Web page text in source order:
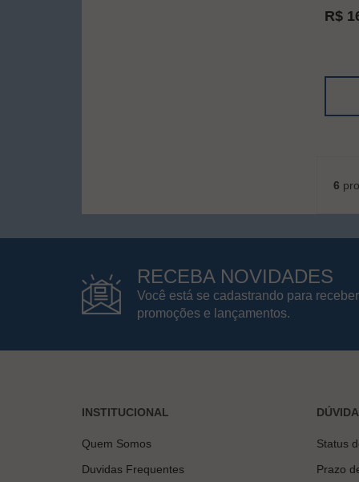
R$
6
RECEBA NOVIDADES
Você está se cadastrando para
promoções e lançamentos.
INSTITUCIONAL
Quem Somos
Duvidas Frequentes
Status
Prazo